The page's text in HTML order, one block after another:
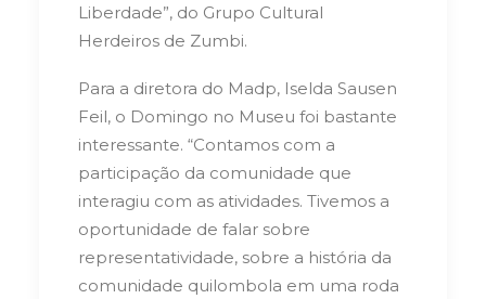
Liberdade”, do Grupo Cultural
Herdeiros de Zumbi.
Para a diretora do Madp, Iselda Sausen
Feil, o Domingo no Museu foi bastante
interessante. “Contamos com a
participação da comunidade que
interagiu com as atividades. Tivemos a
oportunidade de falar sobre
representatividade, sobre a história da
comunidade quilombola em uma roda